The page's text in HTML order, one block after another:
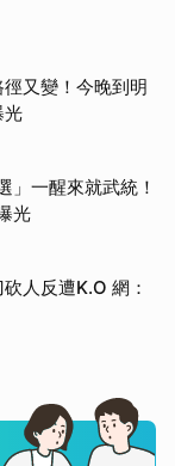
又變！今晚到明
」一醒來就武統！
光
人反遭K.O 網：